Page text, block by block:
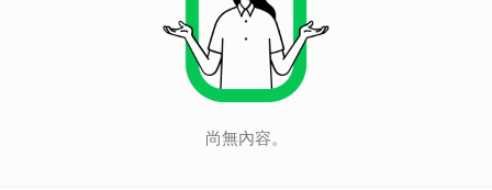
尚無內容。